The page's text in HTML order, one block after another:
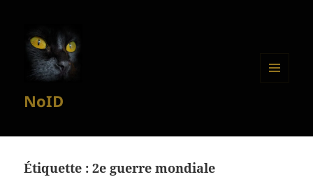
NoID
Étiquette :2e guerre mondiale